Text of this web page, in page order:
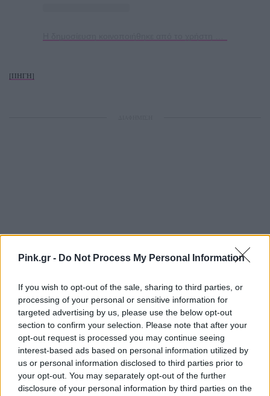
Pink.gr - Do Not Process My Personal Information
If you wish to opt-out of the sale, sharing to third parties, or
processing of your personal or sensitive information for
targeted advertising by us, please use the below opt-out
section to confirm your selection. Please note that after your
opt-out request is processed you may continue seeing
interest-based ads based on personal information utilized by
us or personal information disclosed to third parties prior to
your opt-out. You may separately opt-out of the further
disclosure of your personal information by third parties on the
[ΠΗΓΗ]